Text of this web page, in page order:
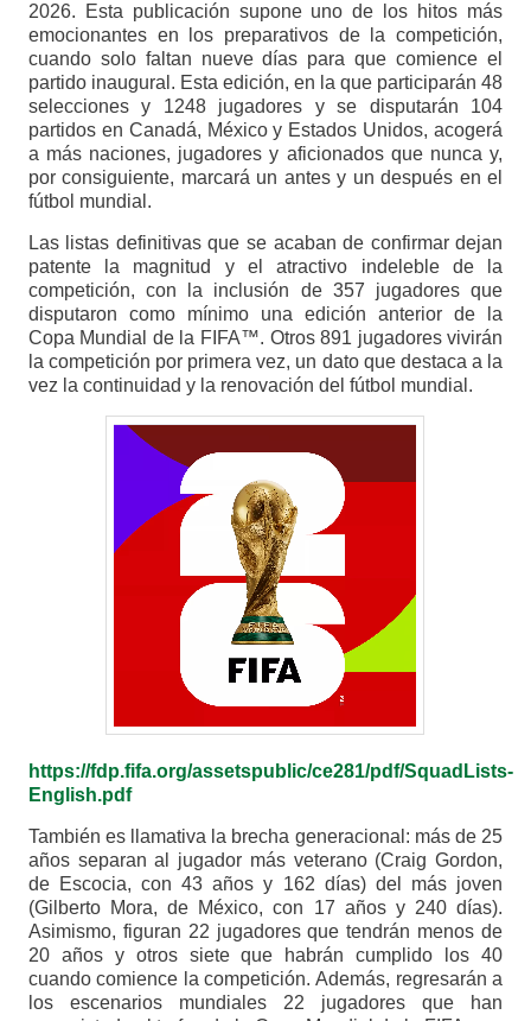
2026. Esta publicación supone uno de los hitos más
emocionantes en los preparativos de la competición,
cuando solo faltan nueve días para que comience el
partido inaugural. Esta edición, en la que participarán 48
selecciones y 1248 jugadores y se disputarán 104
partidos en Canadá, México y Estados Unidos, acogerá
a más naciones, jugadores y aficionados que nunca y,
por consiguiente, marcará un antes y un después en el
fútbol mundial.
Las listas definitivas que se acaban de confirmar dejan
patente la magnitud y el atractivo indeleble de la
competición, con la inclusión de 357 jugadores que
disputaron como mínimo una edición anterior de la
Copa Mundial de la FIFA™. Otros 891 jugadores vivirán
la competición por primera vez, un dato que destaca a la
vez la continuidad y la renovación del fútbol mundial.
https://fdp.fifa.org/assetspublic/ce281/pdf/SquadLists-
English.pdf
También es llamativa la brecha generacional: más de 25
años separan al jugador más veterano (Craig Gordon,
de Escocia, con 43 años y 162 días) del más joven
(Gilberto Mora, de México, con 17 años y 240 días).
Asimismo, figuran 22 jugadores que tendrán menos de
20 años y otros siete que habrán cumplido los 40
cuando comience la competición. Además, regresarán a
los escenarios mundiales 22 jugadores que han